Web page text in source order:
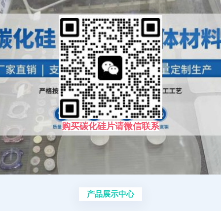
购买碳化硅片请微信联系
产品展示中心